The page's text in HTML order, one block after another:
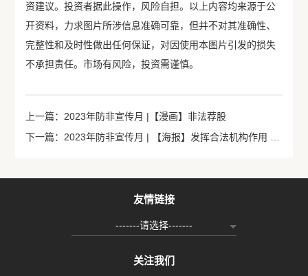
资建议。投资者据此操作，风险自担。以上内容均来源于公
开资料，力求图片所涉信息准确可靠，但并不对其准确性、
完整性和及时性做出任何保证，对因使用本图片引发的损失
不承担责任。市场有风险，投资需谨慎。
上一篇：2023年防非宣传月 |【漫画】非法荐股
友情链接
-------请选择-------
关注我们